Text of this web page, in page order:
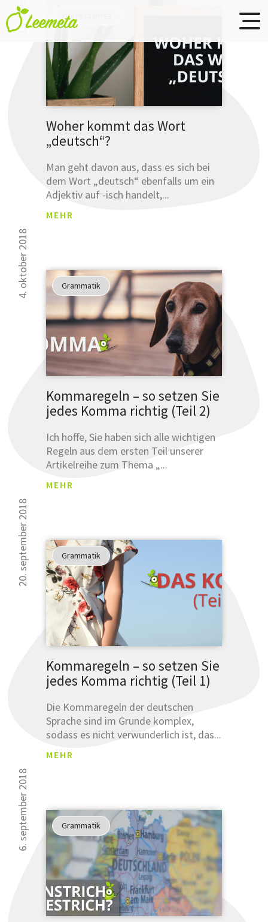
Skip to main content
Übersetzungsbüro
Leemeta
Interessantes
Woher kommt das Wort
„deutsch“?
Man geht davon aus, dass es sich bei
dem Wort „deutsch“ ebenfalls um ein
Adjektiv auf -isch handelt,...
MEHR
4. oktober 2018 Grammatik
Kommaregeln – so setzen Sie
jedes Komma richtig (Teil 2)
Ich hoffe, Sie haben sich alle wichtigen
Regeln aus dem ersten Teil unserer
Artikelreihe zum Thema „...
MEHR
20. september 2018 Grammatik
Kommaregeln – so setzen Sie
jedes Komma richtig (Teil 1)
Die Kommaregeln der deutschen
Sprache sind im Grunde komplex,
sodass es nicht verwunderlich ist, das...
MEHR
6. september 2018 Grammatik
Studien
...
... dass
an
unsere
Tipps
verbessern
können.
Glauben
Sie uns
nicht?
Testen
Sie uns.
sich nicht
TIGU
NG
Was sind
Leemetas
Klicken und
prüfen!